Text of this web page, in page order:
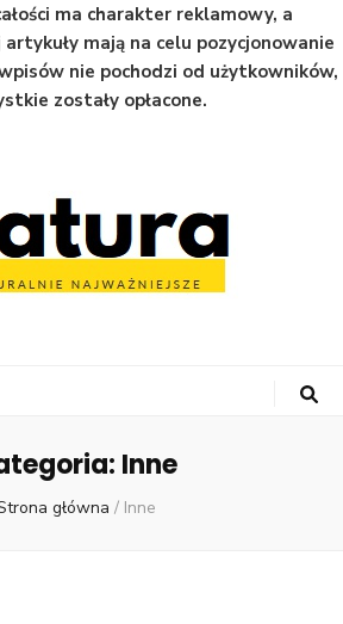
ma charakter reklamowy, a
mają na celu pozycjonowanie
nie pochodzi od użytkowników,
zostały opłacone.
Inne
główna / Inne